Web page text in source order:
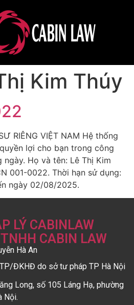
Kim Thúy
RIÊNG VIỆT NAM Hệ thống
lợi cho bạn trong công
Họ và tên: Lê Thị Kim
001-0022. Thời hạn sử dụng:
ngày 02/08/2025.
LÝ CABINLAW
CABIN LAW
Hà An
ĐKHĐ do sở tư pháp TP Hà Nội
Long, số 105 Láng Hạ, phường
Nội.